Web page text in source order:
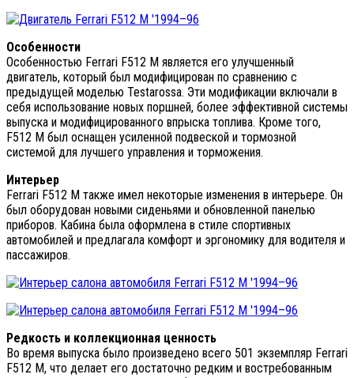
Особенности
Особенностью Ferrari F512 M является его улучшенный
двигатель, который был модифицирован по сравнению с
предыдущей моделью Testarossa. Эти модификации включали в
себя использование новых поршней, более эффективной системы
выпуска и модифицированного впрыска топлива. Кроме того,
F512 M был оснащен усиленной подвеской и тормозной
системой для лучшего управления и торможения.
Интерьер
Ferrari F512 M также имел некоторые изменения в интерьере. Он
был оборудован новыми сиденьями и обновленной панелью
приборов. Кабина была оформлена в стиле спортивных
автомобилей и предлагала комфорт и эргономику для водителя и
пассажиров.
Редкость и коллекционная ценность
Во время выпуска было произведено всего 501 экземпляр Ferrari
F512 M, что делает его достаточно редким и востребованным